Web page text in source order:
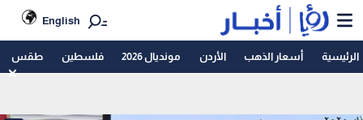
English
الرئيسية أسعار الذهب الأردن مونديال 2026 فلسطين طقس